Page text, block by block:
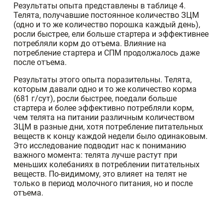
Результаты опыта представлены в таблице 4.
Телята, получавшие постоянное количество ЗЦМ
(одно и то же количество порошка каждый день),
росли быстрее, ели больше стартера и эффективнее
потребляли корм до отъема. Влияние на
потребление стартера и СПМ продолжалось даже
после отъема.
Результаты этого опыта поразительны. Телята,
которым давали одно и то же количество корма
(681 г/сут), росли быстрее, поедали больше
стартера и более эффективно потребляли корм,
чем телята на питании различным количеством
ЗЦМ в разные дни, хотя потребление питательных
веществ к концу каждой недели было одинаковым.
Это исследование подводит нас к пониманию
важного момента: телята лучше растут при
меньших колебаниях в потреблении питательных
веществ. По-видимому, это влияет на телят не
только в период молочного питания, но и после
отъема.